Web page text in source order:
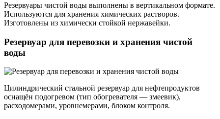
Резервуары чистой воды выполнены в вертикальном формате.
Используются для хранения химических растворов.
Изготовлены из химически стойкой нержавейки.
Резервуар для перевозки и хранения чистой
воды
Цилиндрический стальной резервуар для нефтепродуктов
оснащён подогревом (тип обогревателя — змеевик),
расходомерами, уровнемерами, блоком контроля.